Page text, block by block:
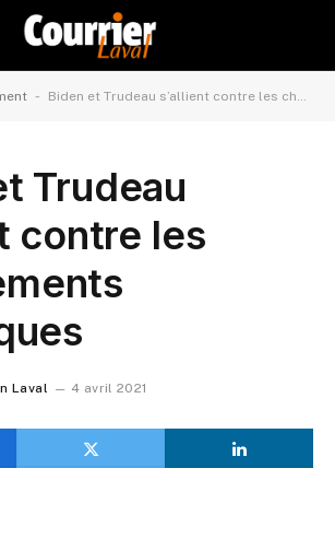
- Biden et Trudeau s’allient contre les changements climatiques
Trudeau
contre les
Laval 4 avril 2021